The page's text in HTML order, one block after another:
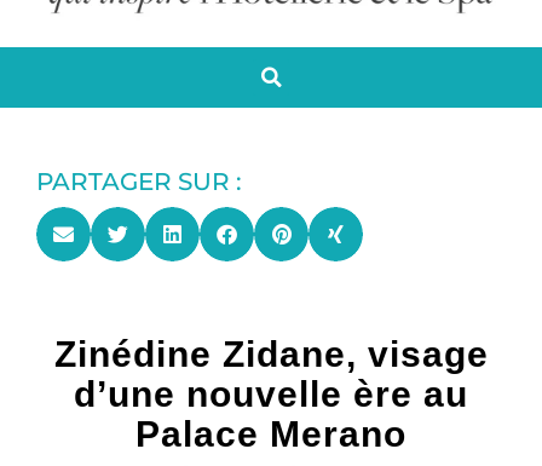
PARTAGER SUR :
Zinédine Zidane, visage
d’une nouvelle ère au
Palace Merano